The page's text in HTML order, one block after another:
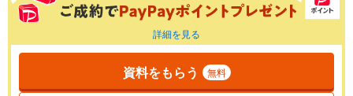
詳細を見る
資料をもらう 無料